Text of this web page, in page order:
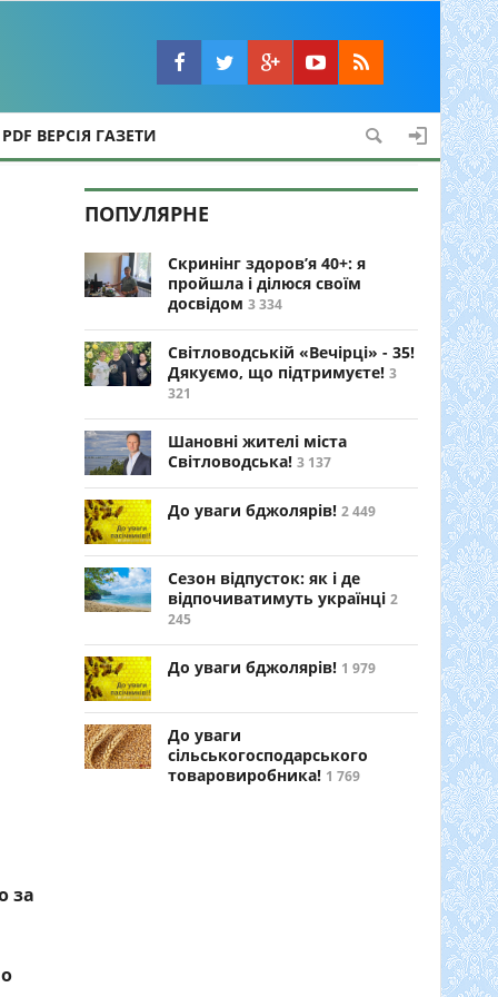
PDF ВЕРСІЯ ГАЗЕТИ
за
ПОПУЛЯРНЕ
Скринінг здоров’я 40+: я
пройшла і ділюся своїм
досвідом 3 334
Світловодській «Вечірці» - 35!
Дякуємо, що підтримуєте! 3
321
Шановні жителі міста
Світловодська! 3 137
До уваги бджолярів! 2 449
Сезон відпусток: як і де
відпочиватимуть українці 2
245
До уваги бджолярів! 1 979
До уваги
сільськогосподарського
товаровиробника! 1 769